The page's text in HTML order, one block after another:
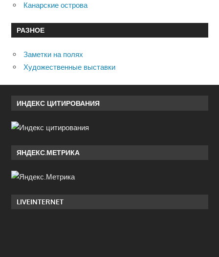
Канарские острова
РАЗНОЕ
Заметки на полях
Художественные выставки
ИНДЕКС ЦИТИРОВАНИЯ
ЯНДЕКС.МЕТРИКА
LIVEINTERNET